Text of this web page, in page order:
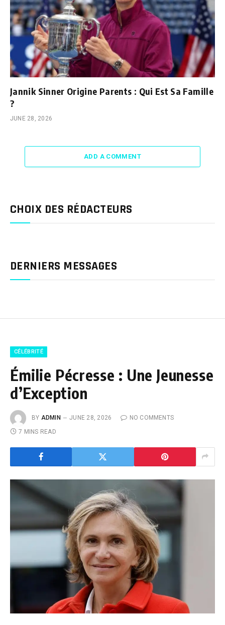
Jannik Sinner Origine Parents : Qui Est Sa Famille
?
JUNE 28, 2026
ADD A COMMENT
CHOIX DES RÉDACTEURS
DERNIERS MESSAGES
CÉLÉBRITÉ
Émilie Pécresse : Une Jeunesse
d’Exception
BY ADMIN JUNE 28, 2026
NO COMMENTS
7 MINS READ